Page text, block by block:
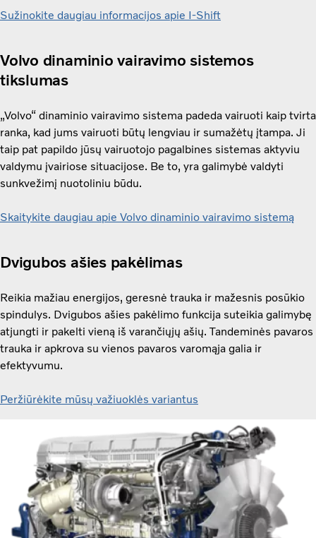
Sužinokite daugiau informacijos apie I-Shift
Volvo dinaminio vairavimo sistemos
tikslumas
„Volvo“ dinaminio vairavimo sistema padeda vairuoti kaip tvirta
ranka, kad jums vairuoti būtų lengviau ir sumažėtų įtampa. Ji
taip pat papildo jūsų vairuotojo pagalbines sistemas aktyviu
valdymu įvairiose situacijose. Be to, yra galimybė valdyti
sunkvežimį nuotoliniu būdu.
Skaitykite daugiau apie Volvo dinaminio vairavimo sistemą
Dvigubos ašies pakėlimas
Reikia mažiau energijos, geresnė trauka ir mažesnis posūkio
spindulys. Dvigubos ašies pakėlimo funkcija suteikia galimybę
atjungti ir pakelti vieną iš varančiųjų ašių. Tandeminės pavaros
trauka ir apkrova su vienos pavaros varomąja galia ir
efektyvumu.
Peržiūrėkite mūsų važiuoklės variantus